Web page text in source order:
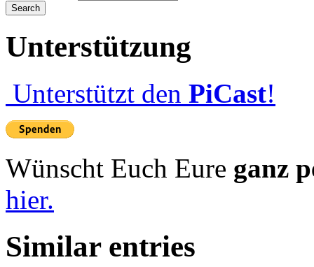
Unterstützung
Unterstützt den PiCast!
Wünscht Euch Eure ganz
hier.
Similar entries